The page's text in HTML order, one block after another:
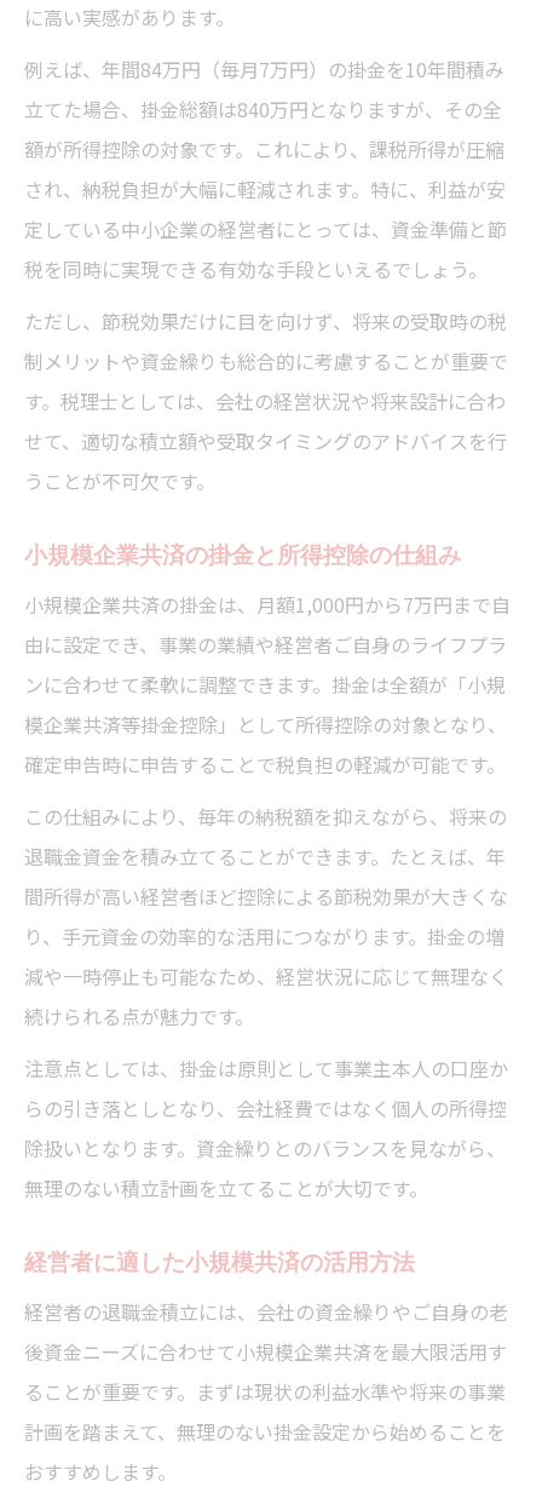
に高い実感があります。
例えば、年間84万円（毎月7万円）の掛金を10年間積み
立てた場合、掛金総額は840万円となりますが、その全
額が所得控除の対象です。これにより、課税所得が圧縮
され、納税負担が大幅に軽減されます。特に、利益が安
定している中小企業の経営者にとっては、資金準備と節
税を同時に実現できる有効な手段といえるでしょう。
ただし、節税効果だけに目を向けず、将来の受取時の税
制メリットや資金繰りも総合的に考慮することが重要で
す。税理士としては、会社の経営状況や将来設計に合わ
せて、適切な積立額や受取タイミングのアドバイスを行
うことが不可欠です。
小規模企業共済の掛金と所得控除の仕組み
小規模企業共済の掛金は、月額1,000円から7万円まで自
由に設定でき、事業の業績や経営者ご自身のライフプラ
ンに合わせて柔軟に調整できます。掛金は全額が「小規
模企業共済等掛金控除」として所得控除の対象となり、
確定申告時に申告することで税負担の軽減が可能です。
この仕組みにより、毎年の納税額を抑えながら、将来の
退職金資金を積み立てることができます。たとえば、年
間所得が高い経営者ほど控除による節税効果が大きくな
り、手元資金の効率的な活用につながります。掛金の増
減や一時停止も可能なため、経営状況に応じて無理なく
続けられる点が魅力です。
注意点としては、掛金は原則として事業主本人の口座か
らの引き落としとなり、会社経費ではなく個人の所得控
除扱いとなります。資金繰りとのバランスを見ながら、
無理のない積立計画を立てることが大切です。
経営者に適した小規模共済の活用方法
経営者の退職金積立には、会社の資金繰りやご自身の老
後資金ニーズに合わせて小規模企業共済を最大限活用す
ることが重要です。まずは現状の利益水準や将来の事業
計画を踏まえて、無理のない掛金設定から始めることを
おすすめします。